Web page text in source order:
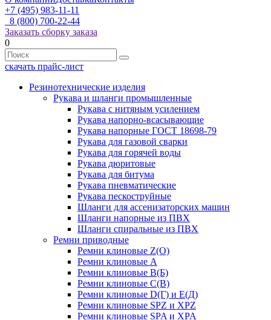
+7 (495) 983-11-11
8 (800) 700-22-44
Заказать сборку заказа
0
скачать прайс-лист
Резинотехнические изделия
Рукава и шланги промышленные
Рукава с нитяным усилением
Рукава напорно-всасывающие
Рукава напорные ГОСТ 18698-79
Рукава для газовой сварки
Рукава для горячей воды
Рукава дюритовые
Рукава для битума
Рукава пневматические
Рукава пескоструйные
Шланги для ассенизаторских машин
Шланги напорные из ПВХ
Шланги спиральные из ПВХ
Ремни приводные
Ремни клиновые Z(О)
Ремни клиновые А
Ремни клиновые В(Б)
Ремни клиновые С(В)
Ремни клиновые D(Г) и Е(Д)
Ремни клиновые SPZ и XPZ
Ремни клиновые SPA и XPA